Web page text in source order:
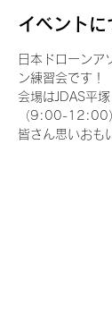
イベントに
日本ドローンア
ン練習会です！
会場はJDAS平
（9:00-12:00
皆さん思いおも